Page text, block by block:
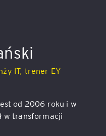
IT, trener EY
od 2006 roku i w
w transformacji